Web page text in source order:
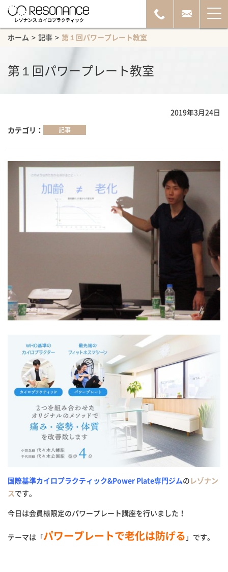
ホーム > 記事 > 第１回パワープレート教室
第１回パワープレート教室
2019年3月24日
カテゴリ
記事
国際基準カイロプラクティック&Power Plate専門ジムの レゾナン
スです。
今日は会員様限定のパワープレー ト講座を行いました！
テーマは「パワープレートで老化は防げる 」です。